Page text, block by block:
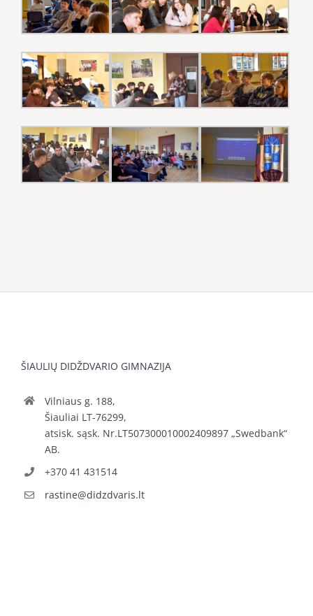
ŠIAULIŲ DIDŽDVARIO GIMNAZIJA
Vilniaus g. 188,
Šiauliai LT-76299,
atsisk. sąsk. Nr.LT507300010002409897 „Swedbank“
AB.
+370 41 431514
rastine@didzdvaris.lt